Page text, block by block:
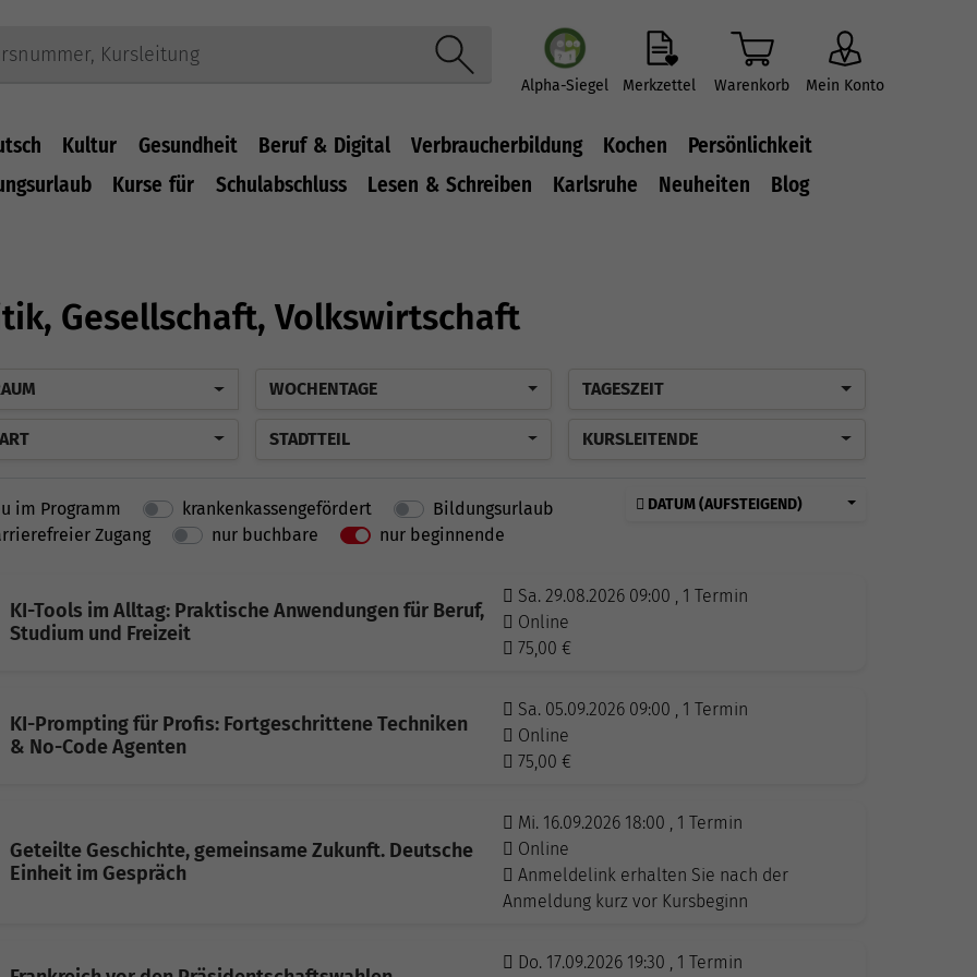
Alpha-Siegel Merkzettel Warenkorb Mein Konto
Kultur Gesundheit Beruf & Digital Verbraucherbildung Kochen
Persönlichkeit
Kurse für Schulabschluss Lesen & Schreiben Karlsruhe Neuheiten Blog
Gesellschaft, Volkswirtschaft
WOCHENTAGE TAGESZEIT
STADTTEIL KURSLEITENDE
im Programm krankenkassengefördert
Bildungsurlaub
Zugang
nur buchbare nur beginnende
DATUM (AUFSTEIGEND)
KI-Tools im Alltag: Praktische Anwendungen für Beruf,
Studium und Freizeit
Sa. 29.08.2026 09:00 , 1 Termin
Online
75,00 €
KI-Prompting für Profis: Fortgeschrittene Techniken
& No-Code Agenten
Sa. 05.09.2026 09:00 , 1 Termin
Online
75,00 €
Geteilte Geschichte, gemeinsame Zukunft. Deutsche
Einheit im Gespräch
Mi. 16.09.2026 18:00 , 1 Termin
Online
Anmeldelink erhalten Sie nach der
Anmeldung kurz vor Kursbeginn
Do. 17.09.2026 19:30 , 1 Termin